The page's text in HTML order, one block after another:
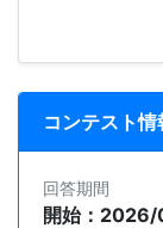
コンテスト情
回答期間
開始：